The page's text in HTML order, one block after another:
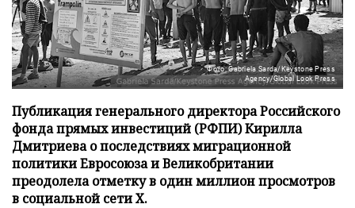
Фото: Gabriela Sarda/Keystone Press
Agency/Global Look Press
Публикация генерального директора Российского
фонда прямых инвестиций (РФПИ) Кирилла
Дмитриева о последствиях миграционной
политики Евросоюза и Великобритании
преодолела отметку в один миллион просмотров
в социальной сети X.